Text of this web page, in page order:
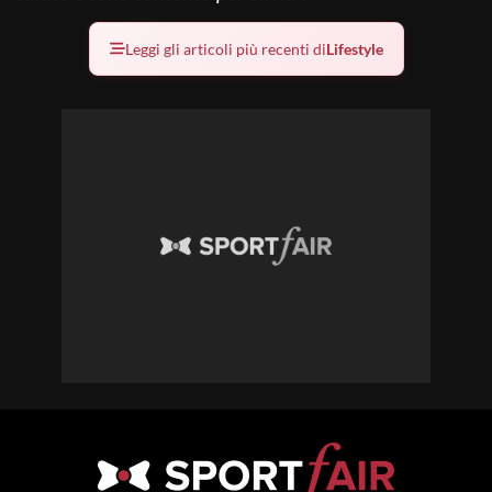
Leggi gli articoli più recenti diLifestyle